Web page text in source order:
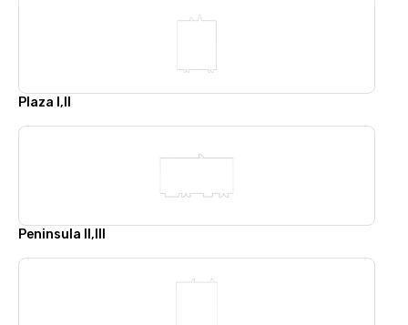
Plaza I,II
Peninsula II,III